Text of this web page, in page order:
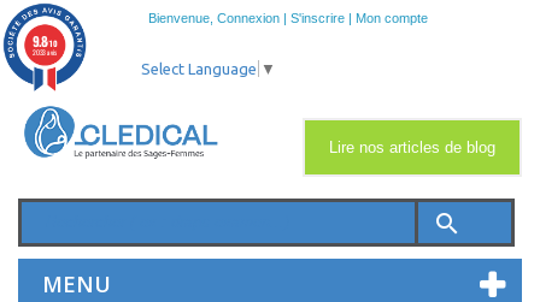
Bienvenue, Connexion | S'inscrire | Mon compte
search
MENU
Lire nos articles de blog
Select Language ▼
9.8/10
2033 avis